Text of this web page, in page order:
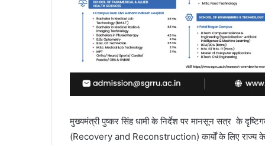
मुख्यमंत्री पुष्कर सिंह धामी के निर्देश पर मानसून सत्र के
(Recovery and Reconstruction) कार्यों के लिए राज्य के